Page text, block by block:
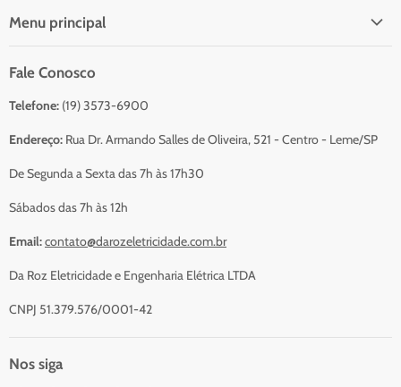
Menu principal
Catálogo Para Orçamento
Resumo do Orçamento
Sobre Nós
Fale Conosco
Telefone: (19) 3573-6900
Endereço: Rua Dr. Armando Salles de Oliveira, 521 - Centro - Leme/SP
De Segunda a Sexta das 7h às 17h30
Sábados das 7h às 12h
Email:contato@darozeletricidade.com.br
Da Roz Eletricidade e Engenharia Elétrica LTDA
CNPJ 51.379.576/0001-42
Nos siga